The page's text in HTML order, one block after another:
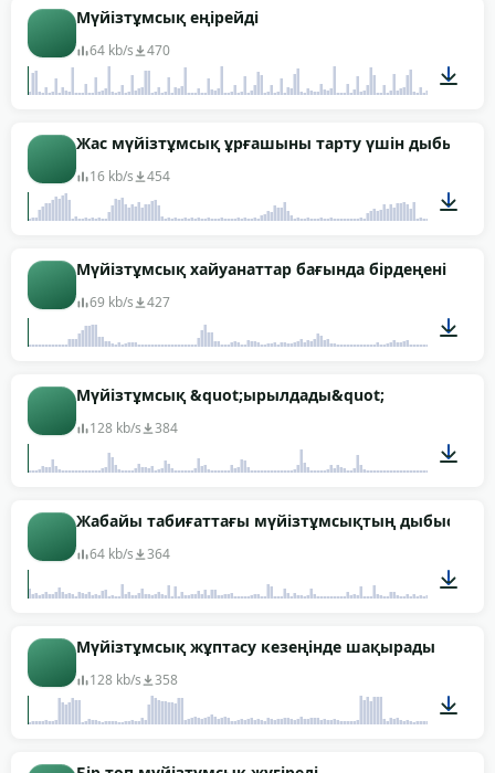
Мүйізтұмсық еңірейді
64 kb/s 470
00:52
Жас мүйізтұмсық ұрғашыны тарту үшін дыбыс
16 kb/s 454
00:06
Мүйізтұмсық хайуанаттар бағында бірдеңені
69 kb/s 427
Мүйізтұмсық &quot;ырылдады&quot;
128 kb/s 384
00:10
Жабайы табиғаттағы мүйізтұмсықтың дыбысы
64 kb/s 364
01:26
Мүйізтұмсық жұптасу кезеңінде шақырады
128 kb/s 358